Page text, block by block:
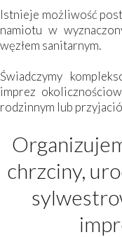
Istnieje możliwość
namiotu w
węzłem sanitarnym.
Świadczymy
imprez
rodzinnym lub
chrzciny,